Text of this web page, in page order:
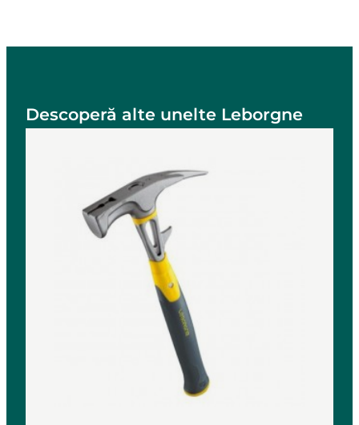
Descoperă alte unelte Leborgne